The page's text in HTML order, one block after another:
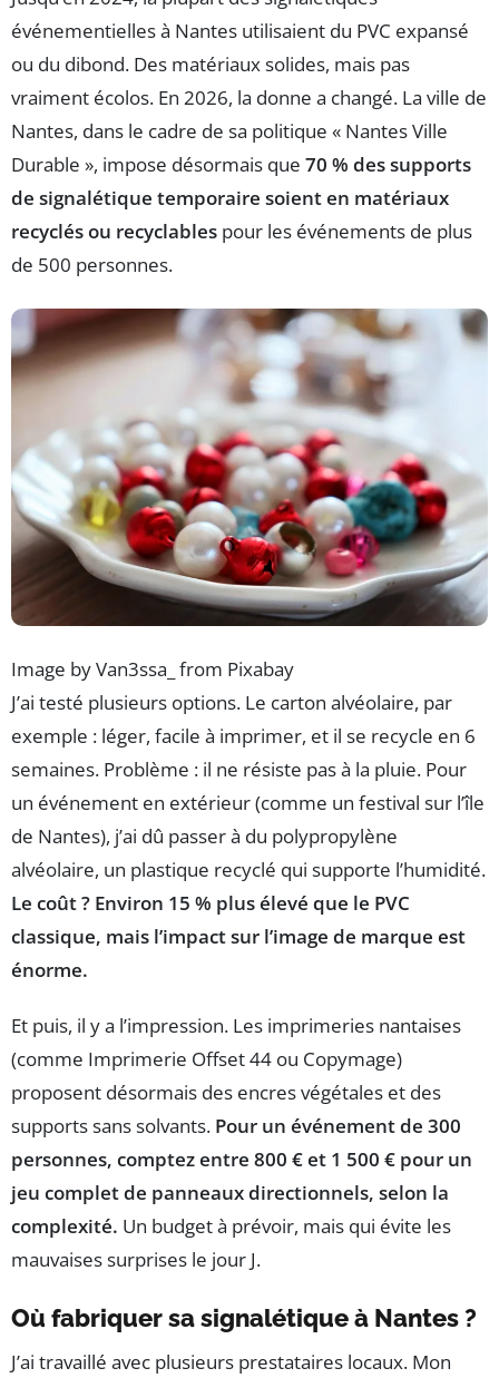
événementielles à Nantes utilisaient du PVC expansé
ou du dibond. Des matériaux solides, mais pas
vraiment écolos. En 2026, la donne a changé. La ville de
Nantes, dans le cadre de sa politique « Nantes Ville
Durable », impose désormais que 70 % des supports
de signalétique temporaire soient en matériaux
recyclés ou recyclables pour les événements de plus
de 500 personnes.
Image by Van3ssa_ from Pixabay
J’ai testé plusieurs options. Le carton alvéolaire, par
exemple : léger, facile à imprimer, et il se recycle en 6
semaines. Problème : il ne résiste pas à la pluie. Pour
un événement en extérieur (comme un festival sur l’île
de Nantes), j’ai dû passer à du polypropylène
alvéolaire, un plastique recyclé qui supporte l’humidité.
Le coût ? Environ 15 % plus élevé que le PVC
classique, mais l’impact sur l’image de marque est
énorme.
Et puis, il y a l’impression. Les imprimeries nantaises
(comme Imprimerie Offset 44 ou Copymage)
proposent désormais des encres végétales et des
supports sans solvants. Pour un événement de 300
personnes, comptez entre 800 € et 1 500 € pour un
jeu complet de panneaux directionnels, selon la
complexité. Un budget à prévoir, mais qui évite les
mauvaises surprises le jour J.
Où fabriquer sa signalétique à Nantes ?
J’ai travaillé avec plusieurs prestataires locaux. Mon